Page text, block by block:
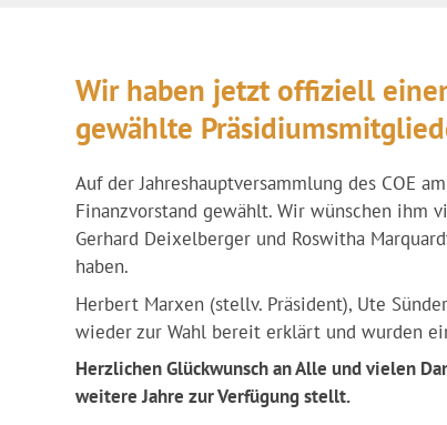
Wir haben jetzt offiziell
gewählte
Auf der Jahreshauptversammlung des COE
Finanzvorstand gewählt. Wir wünschen ihm
Gerhard Deixelberger und Roswitha
haben.
Herbert Marxen (stellv. Präsident), Ute
wieder zur Wahl bereit erklärt und wurden
Herzlichen Glückwunsch an Alle und vielen
weitere Jahre zur Verfügung stellt.